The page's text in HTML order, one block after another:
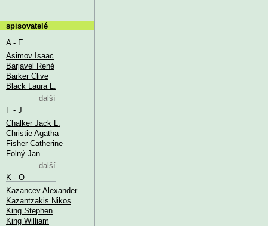
spisovatelé
A - E
Asimov Isaac
Barjavel René
Barker Clive
Black Laura L.
další
F - J
Chalker Jack L.
Christie Agatha
Fisher Catherine
Folný Jan
další
K - O
Kazancev Alexander
Kazantzakis Nikos
King Stephen
King William